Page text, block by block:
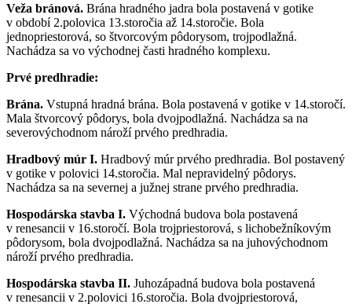
Veža bránová. Brána hradného jadra bola postavená v gotike
v období 2.polovica 13.storočia až 14.storočie. Bola
jednopriestorová, so štvorcovým pôdorysom, trojpodlažná.
Nachádza sa vo východnej časti hradného komplexu.
Prvé predhradie:
Brána. Vstupná hradná brána. Bola postavená v gotike v 14.storočí.
Mala štvorcový pôdorys, bola dvojpodlažná. Nachádza sa na
severovýchodnom nároží prvého predhradia.
Hradbový múr I. Hradbový múr prvého predhradia. Bol postavený
v gotike v polovici 14.storočia. Mal nepravidelný pôdorys.
Nachádza sa na severnej a južnej strane prvého predhradia.
Hospodárska stavba I. Východná budova bola postavená
v renesancii v 16.storočí. Bola trojpriestorová, s lichobežníkovým
pôdorysom, bola dvojpodlažná. Nachádza sa na juhovýchodnom
nároží prvého predhradia.
Hospodárska stavba II. Juhozápadná budova bola postavená
v renesancii v 2.polovici 16.storočia. Bola dvojpriestorová,